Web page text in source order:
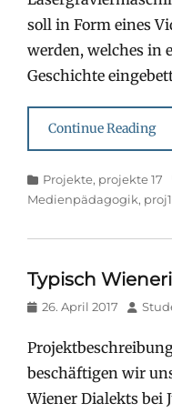
soll in Form eines
werden, welches in
Geschichte
Continue Reading
Categories
Projekte, projekte 17
Medienpädagogik,
Typisch
Posted
26. April 2017 Author
beschäftigen wir
Wiener Dialekts bei